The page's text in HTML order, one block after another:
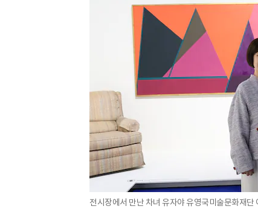
전시장에서 만난 차녀 유자야 유영국미술문화재